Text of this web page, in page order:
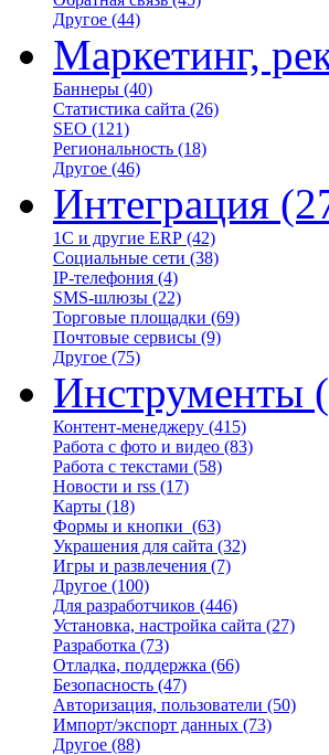
Другое (44)
Маркетинг,
Баннеры (40)
Статистика сайта (26)
SEO (121)
Региональность (18)
Другое (46)
Интеграция
1С и другие ERP (42)
Социальные сети (38)
IP-телефония (4)
SMS-шлюзы (22)
Торговые площадки (69)
Почтовые сервисы (9)
Другое (75)
Инструменты
Контент-менеджеру (415)
Работа с фото и видео (83)
Работа с текстами (58)
Новости и rss (17)
Карты (18)
Формы и кнопки (63)
Украшения для сайта (32)
Игры и развлечения (7)
Другое (100)
Для разработчиков (446)
Установка, настройка сайта (27)
Разработка (73)
Отладка, поддержка (66)
Безопасность (47)
Авторизация, пользователи (50)
Импорт/экспорт данных (73)
Другое (88)